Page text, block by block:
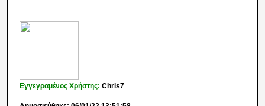
Εγγεγραμένος Χρήστης:Chris7